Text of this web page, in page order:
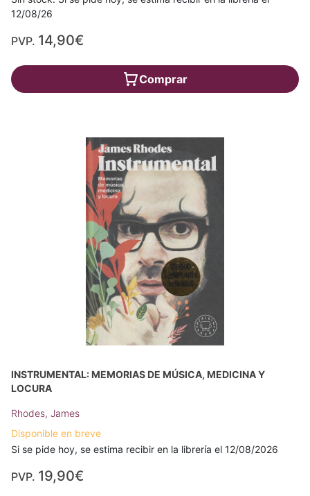
12/08/26
PVP. 14,90€
Comprar
INSTRUMENTAL: MEMORIAS DE MÚSICA, MEDICINA Y
LOCURA
Rhodes, James
Disponible en breve
Si se pide hoy, se estima recibir en la librería el 12/08/2026
PVP. 19,90€